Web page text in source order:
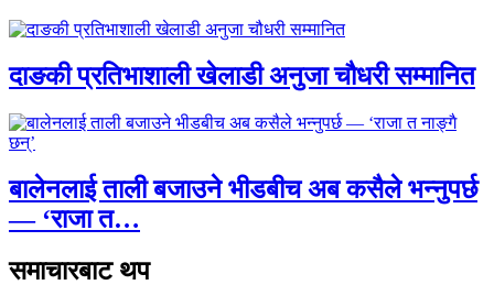
दाङकी प्रतिभाशाली खेलाडी अनुजा चौधरी सम्मानित
बालेनलाई ताली बजाउने भीडबीच अब कसैले भन्नुपर्छ
— ‘राजा त…
समाचारबाट थप